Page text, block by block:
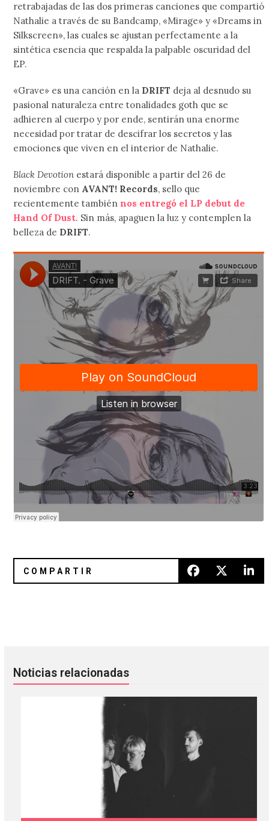
retrabajadas de las dos primeras canciones que compartió
Nathalie a través de su Bandcamp, «Mirage» y «Dreams in
Silkscreen», las cuales se ajustan perfectamente a la
sintética esencia que respalda la palpable oscuridad del
EP.
«Grave» es una canción en la DRIFT deja al desnudo su
pasional naturaleza entre tonalidades goth que se
adhieren al cuerpo y por ende, sentirán una enorme
necesidad por tratar de descifrar los secretos y las
emociones que viven en el interior de Nathalie.
Black Devotion estará disponible a partir del 26 de
noviembre con AVANT! Records, sello que
recientemente también nos entregó el LP debut de
Hand Of Dust. Sin más, apaguen la luz y contemplen la
belleza de DRIFT.
Noticias relacionadas